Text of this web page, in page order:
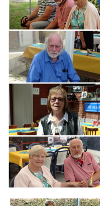
Branding